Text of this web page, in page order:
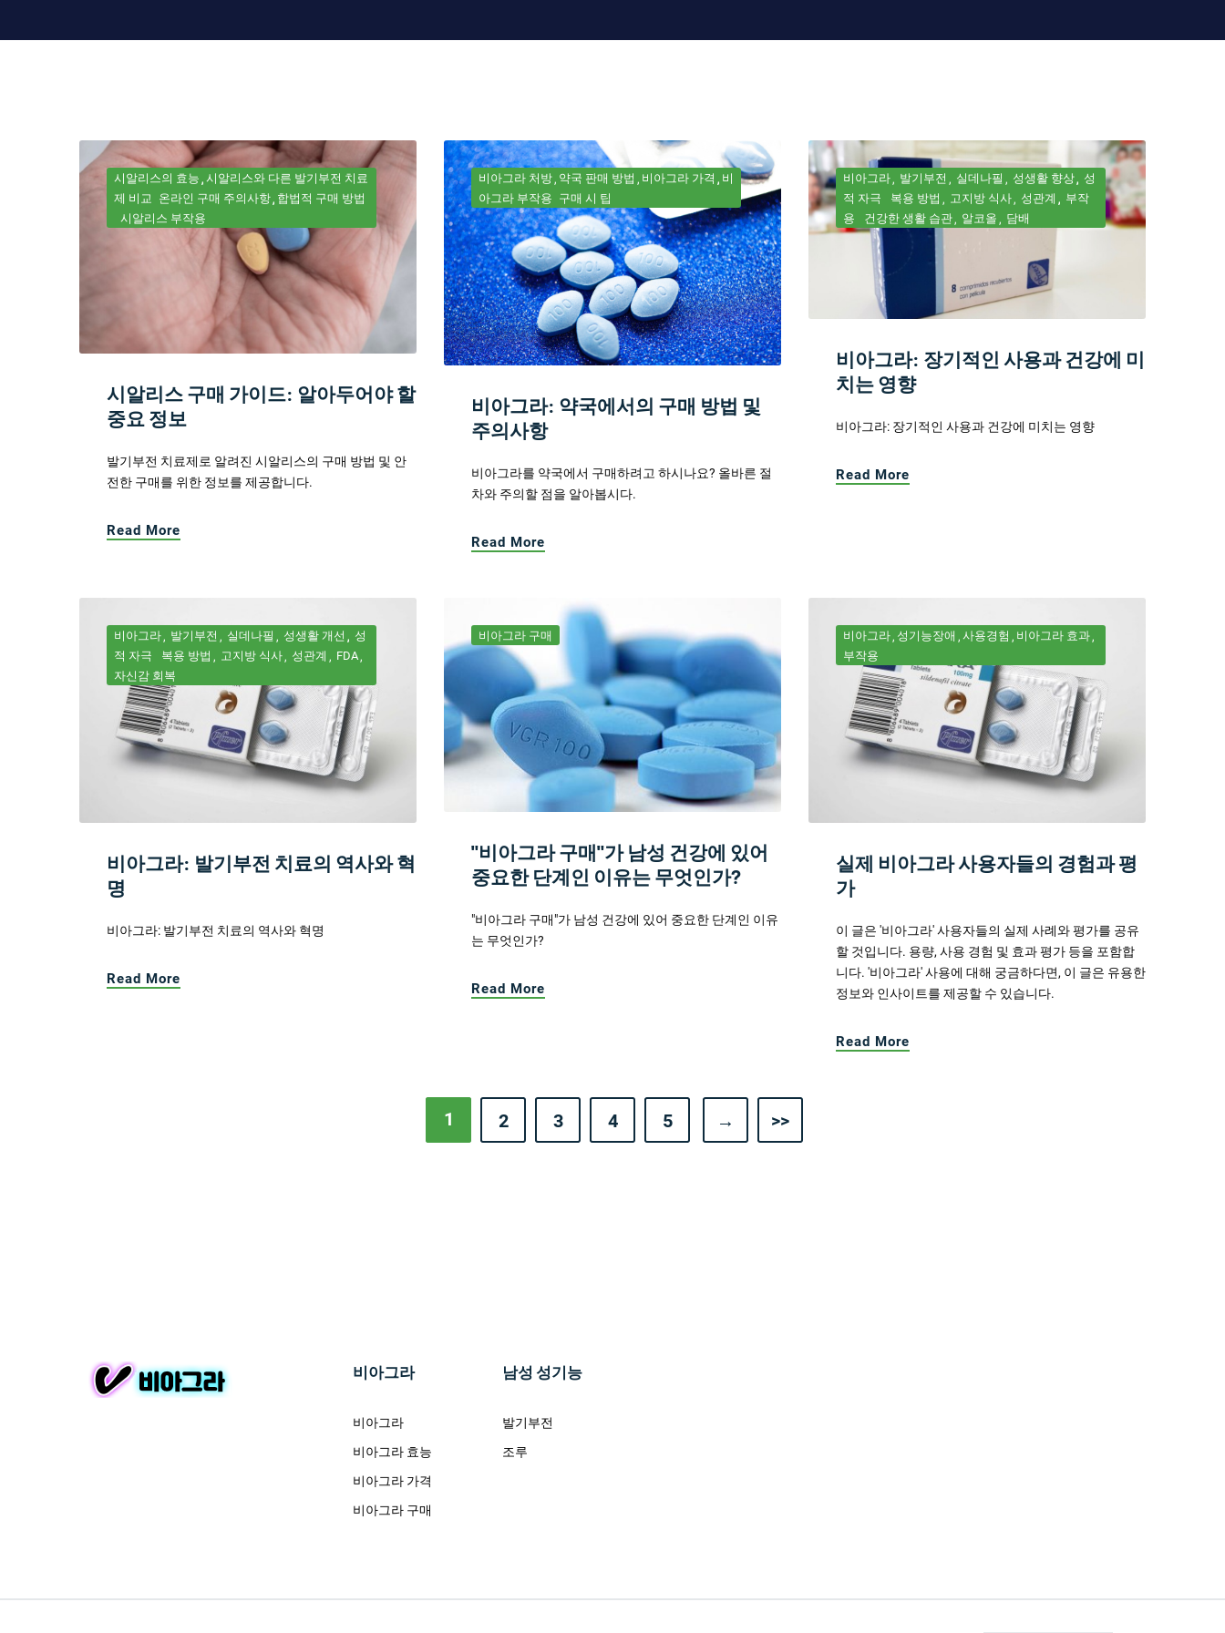
시알리스의 효능 시알리스와 다른 발기부전 치료
제 비교 온라인 구매 주의사항 합법적 구매 방법
시알리스 부작용
시알리스 구매 가이드: 알아두어야 할
중요 정보
발기부전 치료제로 알려진 시알리스의 구매 방법 및 안
전한 구매를 위한 정보를 제공합니다.
Read More
비아그라 처방 약국 판매 방법 비아그라 가격
비
아그라 부작용 구매 시 팁
비아그라: 약국에서의 구매 방법 및
주의사항
비아그라를 약국에서 구매하려고 하시나요? 올바른 절
차와 주의할 점을 알아봅시다.
Read More
비아그라 발기부전 실데나필 성생활 향상
성
적 자극
복용 방법 고지방 식사 성관계
부작
용
건강한 생활 습관 알코올 담배
비아그라: 장기적인 사용과 건강에 미
치는 영향
비아그라: 장기적인 사용과 건강에 미치는 영향
Read More
비아그라 발기부전 실데나필 성생활 개선
성
적 자극
복용 방법 고지방 식사 성관계
FDA
자신감 회복
비아그라: 발기부전 치료의 역사와 혁
명
비아그라: 발기부전 치료의 역사와 혁명
Read More
비아그라 구매
"비아그라 구매"가 남성 건강에 있어
중요한 단계인 이유는 무엇인가?
"비아그라 구매"가 남성 건강에 있어 중요한 단계인 이유
는 무엇인가?
Read More
비아그라 성기능장애 사용경험
비아그라 효과
부작용
실제 비아그라 사용자들의 경험과 평
가
이 글은 '비아그라' 사용자들의 실제 사례와 평가를 공유
할 것입니다. 용량, 사용 경험 및 효과 평가 등을 포함합
니다. '비아그라' 사용에 대해 궁금하다면, 이 글은 유용한
정보와 인사이트를 제공할 수 있습니다.
Read More
1 2 3 4 5 → >>
비아그라
비아그라
비아그라 효능
비아그라 가격
비아그라 구매
남성 성기능
발기부전
조루